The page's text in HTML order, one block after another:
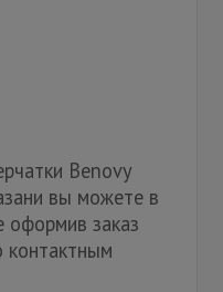
Benovy
вы можете в
оформив заказ
контактным